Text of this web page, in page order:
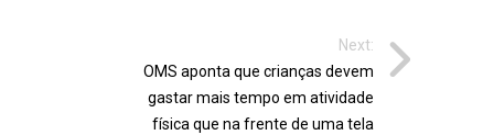
Next:
OMS aponta que crianças devem
gastar mais tempo em atividade
física que na frente de uma tela